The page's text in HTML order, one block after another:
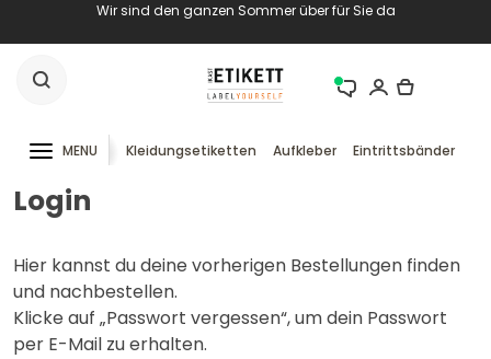
Wir sind den ganzen Sommer über für Sie da
MENU Kleidungsetiketten Aufkleber Eintrittsbänder
Login
Hier kannst du deine vorherigen Bestellungen finden
und nachbestellen.
Klicke auf „Passwort vergessen“, um dein Passwort
per E-Mail zu erhalten.